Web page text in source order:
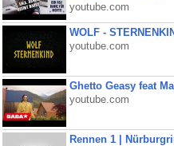
youtube.com
WOLF -
youtube.com
Ghetto Geasy feat
youtube.com
Rennen 1 |